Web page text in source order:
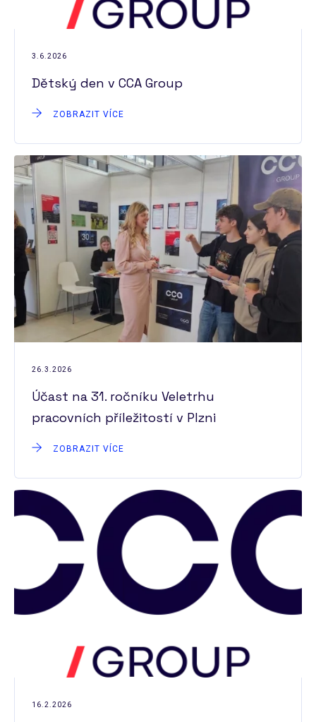
3.6.2026
Dětský den v CCA Group
ZOBRAZIT VÍCE
26.3.2026
Účast na 31. ročníku Veletrhu
pracovních příležitostí v Plzni
ZOBRAZIT VÍCE
16.2.2026